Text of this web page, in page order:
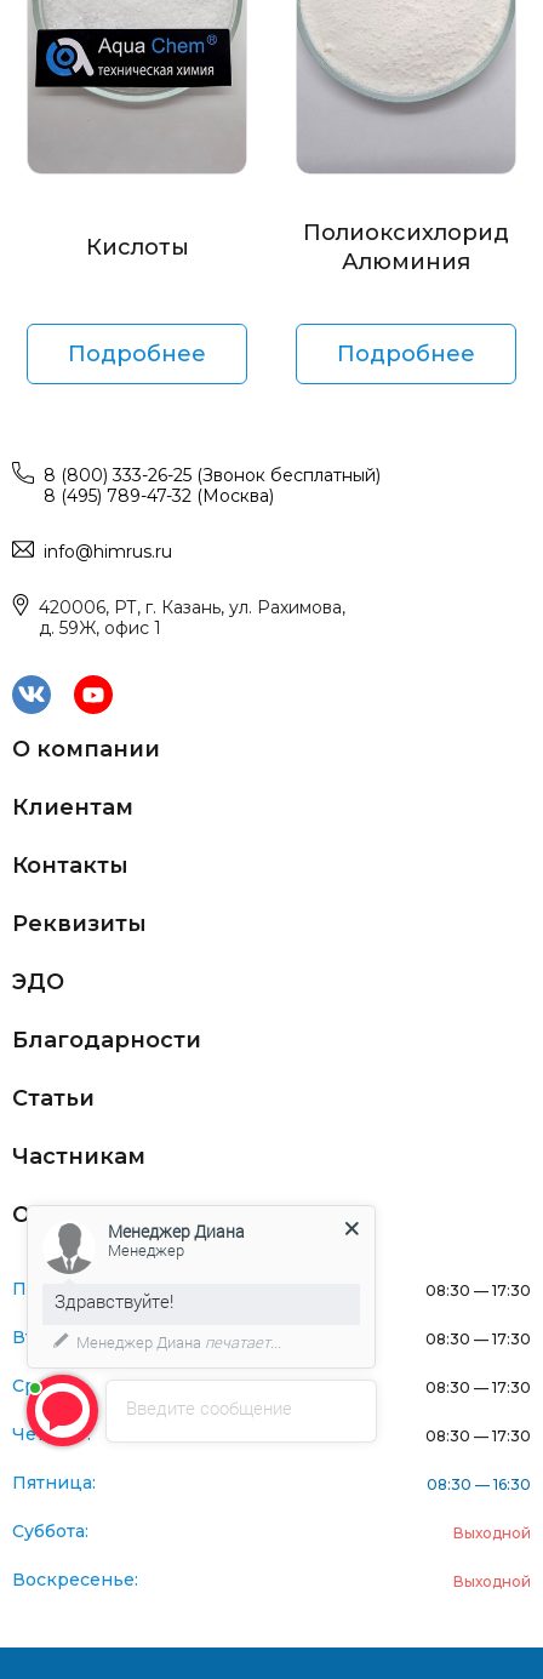
Кислоты
Подробнее
Полиоксихлорид
Алюминия
Подробнее
8 (800) 333-26-25 (Звонок бесплатный)
8 (495) 789-47-32 (Москва)
info@himrus.ru
420006, РТ, г. Казань, ул. Рахимова,
д. 59Ж, офис 1
О компании
Клиентам
Контакты
Реквизиты
ЭДО
Благодарности
Статьи
Частникам
Оферта
Понедельник: 08:30 — 17:30
Вторник: 08:30 — 17:30
Среда: 08:30 — 17:30
Четверг: 08:30 — 17:30
Пятница: 08:30 — 16:30
Суббота: Выходной
Воскресенье: Выходной
Введите сообщение
Менеджер Диана
Менеджер
Здравствуйте!
Менеджер Диана печатает...